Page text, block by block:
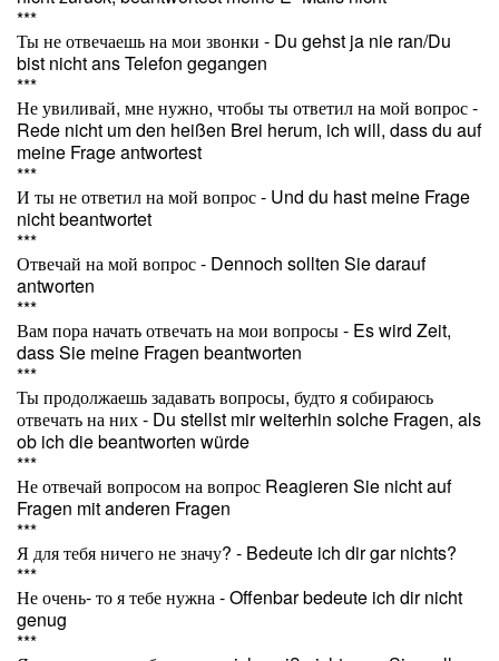
***
Ты не отвечаешь на мои звонки - Du gehst ja nie ran/Du
bist nicht ans Telefon gegangen
***
Не увиливай, мне нужно, чтобы ты ответил на мой вопрос -
Rede nicht um den heißen Brei herum, ich will, dass du auf
meine Frage antwortest
***
И ты не ответил на мой вопрос - Und du hast meine Frage
nicht beantwortet
***
Отвечай на мой вопрос - Dennoch sollten Sie darauf
antworten
***
Вам пора начать отвечать на мои вопросы - Es wird Zeit,
dass Sie meine Fragen beantworten
***
Ты продолжаешь задавать вопросы, будто я собираюсь
отвечать на них - Du stellst mir weiterhin solche Fragen, als
ob ich die beantworten würde
***
Не отвечай вопросом на вопрос Reagieren Sie nicht auf
Fragen mit anderen Fragen
***
Я для тебя ничего не значу? - Bedeute ich dir gar nichts?
***
Не очень- то я тебе нужна - Offenbar bedeute ich dir nicht
genug
***